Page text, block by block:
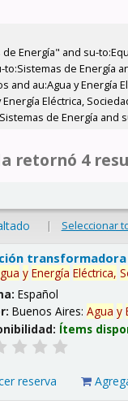
Energía" and su-
de Energía
and au:Agua y Energía
Eléctrica,
de Energía and
retornó 4
| Seleccionar
y Energía Eléctrica,
Español
Buenos Aires:Agua y
Ítems
reserva